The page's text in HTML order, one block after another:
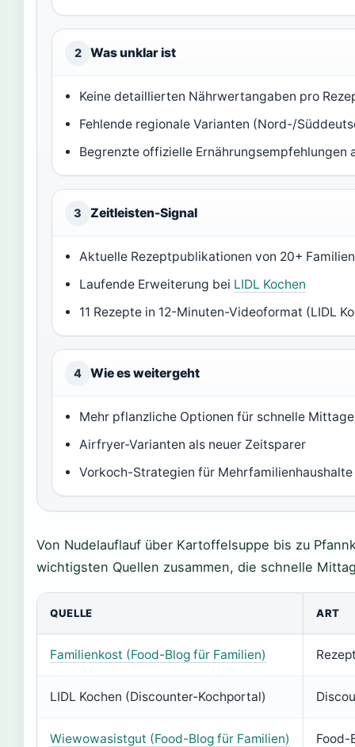
2 Was unklar ist
Keine detaillierten Nährwertangaben pro
Fehlende regionale Varianten (Nord-/
Begrenzte offizielle Ernährungsempfehlungen
3 Zeitleisten-Signal
Aktuelle Rezeptpublikationen von 20+
Laufende Erweiterung bei LIDL Kochen
11 Rezepte in 12-Minuten-Videoformat (LIDL
4 Wie es weitergeht
Mehr pflanzliche Optionen für schnelle
Airfryer-Varianten als neuer Zeitsparer
Vorkoch-Strategien für Mehrfamilienhaushalte
Von Nudelauflauf über Kartoffelsuppe bis zu
wichtigsten Quellen zusammen, die schnelle
QUELLE ART
Familienkost (Food-Blog für Familien)
LIDL Kochen (Discounter-Kochportal)
Wiewowasistgut (Food-Blog für Familien) Food-